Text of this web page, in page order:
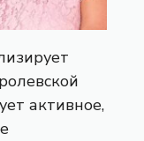
активное,